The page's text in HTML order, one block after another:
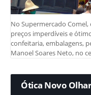
No Supermercado
preços imperdíveis e
confeitaria, embalagens,
Manoel Soares Neto, no
Ótica Novo Olhar